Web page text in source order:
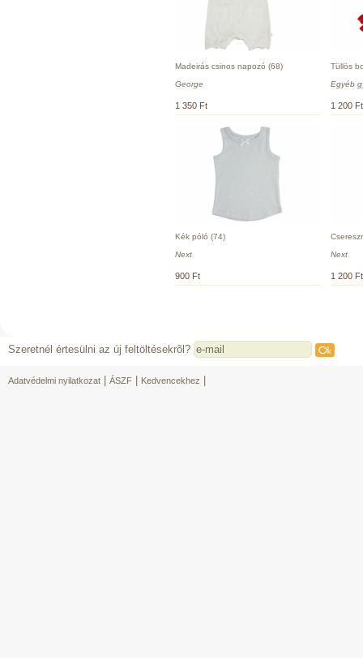
Madeirás csinos napozó (68)
George
1 350 Ft
Tüllös
Egyéb
1 200 Ft
Kék póló (74)
Next
900 Ft
Next
1 200 Ft
Szeretnél értesülni az új feltöltésekrõl?
Adatvédelmi nyilatkozat ÁSZF Kedvencekhez